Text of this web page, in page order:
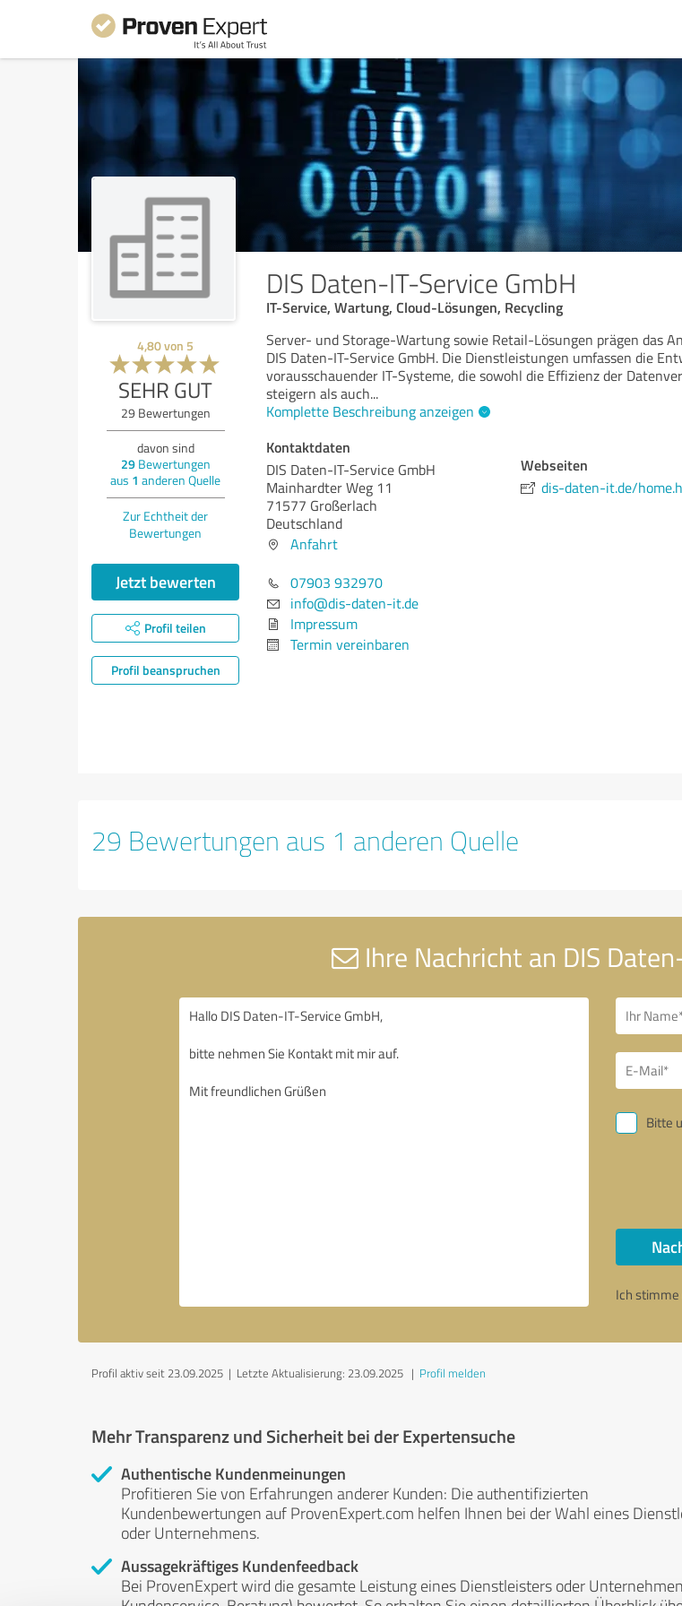
DIS Daten-IT-Service GmbH
IT-Service, Wartung, Cloud-Lösungen, Recycling
4,80von 5
SEHR GUT
29 Bewertungen
davon sind
29Bewertungen
aus 1 anderen Quelle
Zur Echtheit der
Bewertungen
Jetzt bewerten
Profil teilen
Profil beanspruchen
Server- und Storage-Wartung sowie Retail-Lösungen prägen das
DIS Daten-IT-Service GmbH. Die Dienstleistungen umfassen die
vorausschauender IT-Systeme, die sowohl die Effizienz der
steigern als auch...
Komplette Beschreibung anzeigen
Kontaktdaten
DIS Daten-IT-Service GmbH
Mainhardter Weg 11
71577 Großerlach
Deutschland
Anfahrt
07903 932970
info@dis-daten-it.de
Impressum
Termin vereinbaren
Webseiten
dis-daten-it.de/
29 Bewertungen aus 1 anderen Quelle
Ihre Nachricht an DIS
Bitte
Ich stimme
Profil aktiv seit 23.09.2025 | Letzte Aktualisierung: 23.09.2025 | Profil melden
Mehr Transparenz und Sicherheit bei der Expertensuche
Authentische Kundenmeinungen
Profitieren Sie von Erfahrungen anderer Kunden: Die authentifizierten
Kundenbewertungen auf ProvenExpert.com helfen Ihnen bei der Wahl eines
oder Unternehmens.
Aussagekräftiges Kundenfeedback
Bei ProvenExpert wird die gesamte Leistung eines Dienstleisters oder